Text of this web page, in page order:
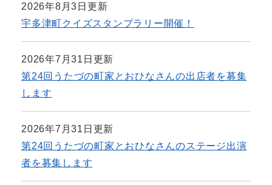
2026年8月3日更新
宇多津町クイズスタンプラリー開催！
2026年7月31日更新
第24回うたづの町家とおひなさんの出店者を募集
します
2026年7月31日更新
第24回うたづの町家とおひなさんのステージ出演
者を募集します